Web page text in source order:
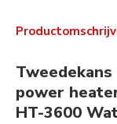
power
HT-3600